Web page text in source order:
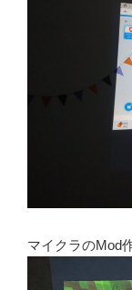
マイクラのMod